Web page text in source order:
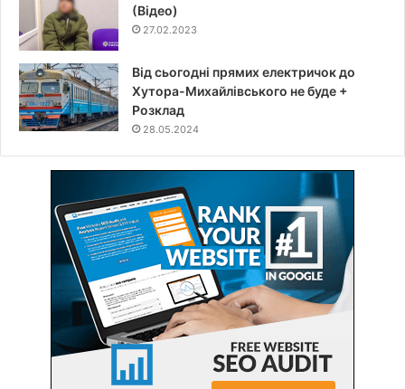
(Відео)
27.02.2023
Від сьогодні прямих електричок до
Хутора-Михайлівського не буде +
Розклад
28.05.2024